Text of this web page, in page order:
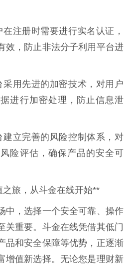
注册时需要进行实名认证，
效，防止非法分子利用平台进
用先进的加密技术，对用户
进行加密处理，防止信息泄
立完善的风险控制体系，对
险评估，确保产品的安全可
旅，从斗金在线开始**
中，选择一个安全可靠、操作
关重要。斗金在线凭借其低门
品和安全保障等优势，正逐渐
增值新选择。无论您是理财新